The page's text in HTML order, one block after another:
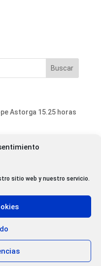
sitio web y nuestro servicio.
Astorga 15.25 horas
euros a la
de varias
de Villoria